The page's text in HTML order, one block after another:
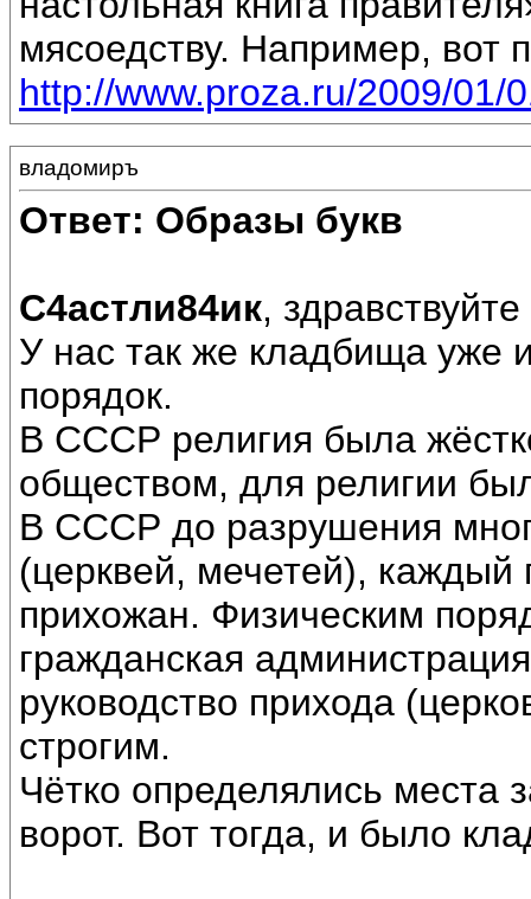
мясоедству. Например, вот
http://www.proza.ru/2009/01/
владомиръ
Ответ: Образы букв
С4астли84ик, здравствуйте
У нас так же кладбища уже
порядок.
В СССР религия была
обществом, для религии
В СССР до разрушения
(церквей, мечетей),
прихожан. Физическим
гражданская
руководство прихода
строгим.
Чётко определялись места
ворот. Вот тогда, и было